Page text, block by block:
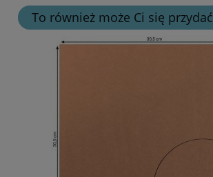
To również może Ci się przydać